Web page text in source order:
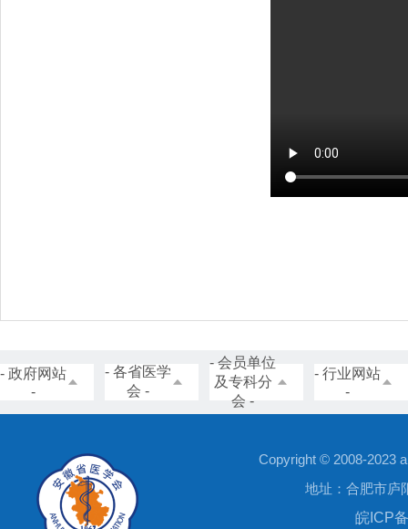
- 政府网站
-
- 各省医学
会 -
- 会员单位
及专科分
会 -
- 行业网站
-
Copyright © 2008-2023
地址：合肥市庐
皖ICP